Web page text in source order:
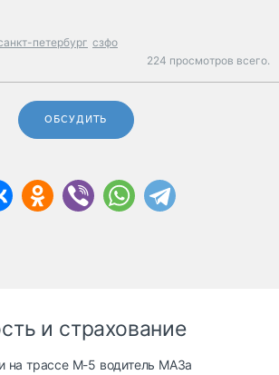
петербург сзфо
224 просмотров всего.
ОБСУДИТЬ
и страхование
на трассе М-5 водитель МАЗа